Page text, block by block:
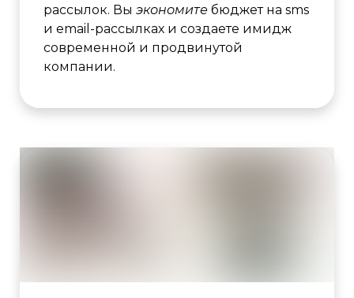
рассылок. Вы экономите бюджет на sms
и email-рассылках и создаете имидж
современной и продвинутой
компании.